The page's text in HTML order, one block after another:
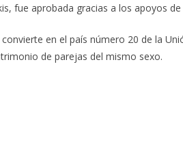
fue aprobada gracias a los apoyos
en el país número 20 de la
de parejas del mismo sexo.